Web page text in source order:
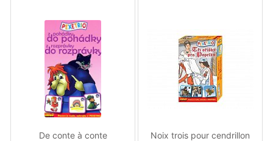
De conte à conte Noix trois pour cendrillon